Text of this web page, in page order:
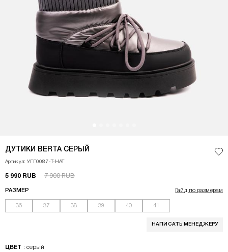
ДУТИКИ BERTA СЕРЫЙ
<p>Дутики графитового оттенка, вдохновленные эстетикой космоса и
Артикул: УГГ0087-Т-НАТ
5 990 RUB 7 900 RUB
РАЗМЕР Гайд по размерам
36 37 38 39 40 41
НАПИСАТЬ МЕНЕДЖЕРУ
ЦВЕТ : серый